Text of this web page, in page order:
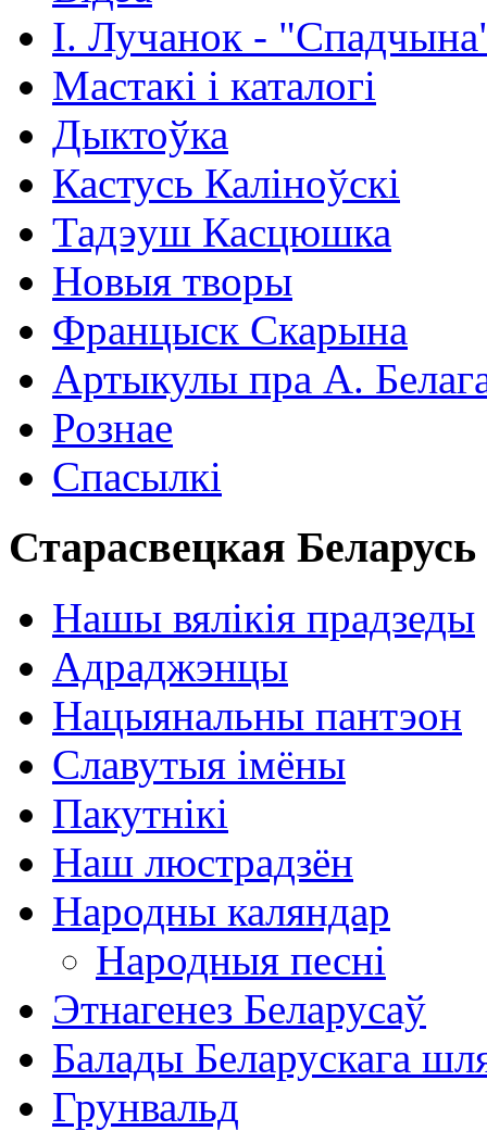
І. Лучанок -
Мастакі i каталогi
Дыктоўка
Кастусь Каліноўскі
Тадэуш Касцюшка
Новыя творы
Францыск Скарына
Артыкулы пра А.
Рознае
Спасылкі
Старасвецкая Беларусь
Нашы вялікія прадзеды
Адраджэнцы
Нацыянальны пантэон
Славутыя імёны
Пакутнікі
Наш люстрадзён
Народны каляндар
Народныя песні
Этнагенез Беларусаў
Балады Беларускага
Грунвальд